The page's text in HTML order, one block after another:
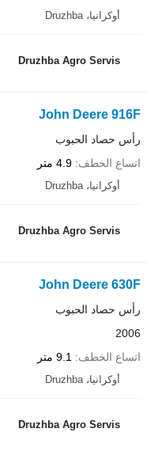
أوكرانيا، Druzhba
Druzhba Agro Servis
John Deere 916F
رأس حصاد الحبوب
اتساع الخطف 4.9 متر
أوكرانيا، Druzhba
Druzhba Agro Servis
John Deere 630F
رأس حصاد الحبوب
2006
اتساع الخطف
9.1 متر
أوكرانيا، Druzhba
Druzhba Agro Servis